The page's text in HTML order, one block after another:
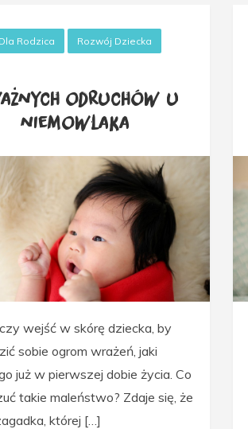
Dla Rodzica Rozwój Dziecka
odruchów u
niemowlaka
wejść w skórę dziecka, by
sobie ogrom wrażeń, jaki
już w pierwszej dobie życia. Co
takie maleństwo? Zdaje się, że
której […]